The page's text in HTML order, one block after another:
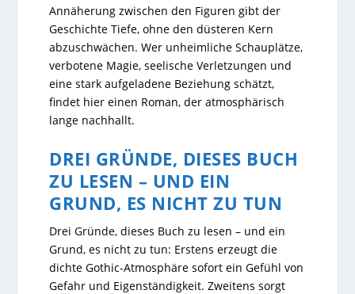
Annäherung zwischen den Figuren gibt der
Geschichte Tiefe, ohne den düsteren Kern
abzuschwächen. Wer unheimliche Schauplätze,
verbotene Magie, seelische Verletzungen und
eine stark aufgeladene Beziehung schätzt,
findet hier einen Roman, der atmosphärisch
lange nachhallt.
DREI GRÜNDE, DIESES BUCH
ZU LESEN – UND EIN
GRUND, ES NICHT ZU TUN
Drei Gründe, dieses Buch zu lesen – und ein
Grund, es nicht zu tun: Erstens erzeugt die
dichte Gothic-Atmosphäre sofort ein Gefühl von
Gefahr und Eigenständigkeit. Zweitens sorgt